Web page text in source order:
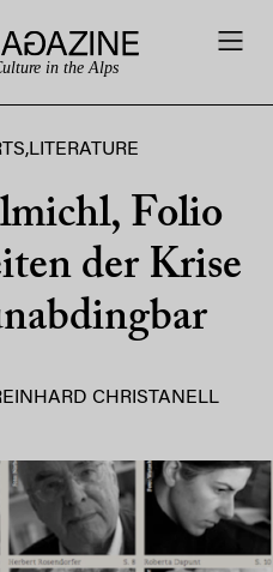
in the Alps
,LITERATURE
Folio
der Krise
CHRISTANELL